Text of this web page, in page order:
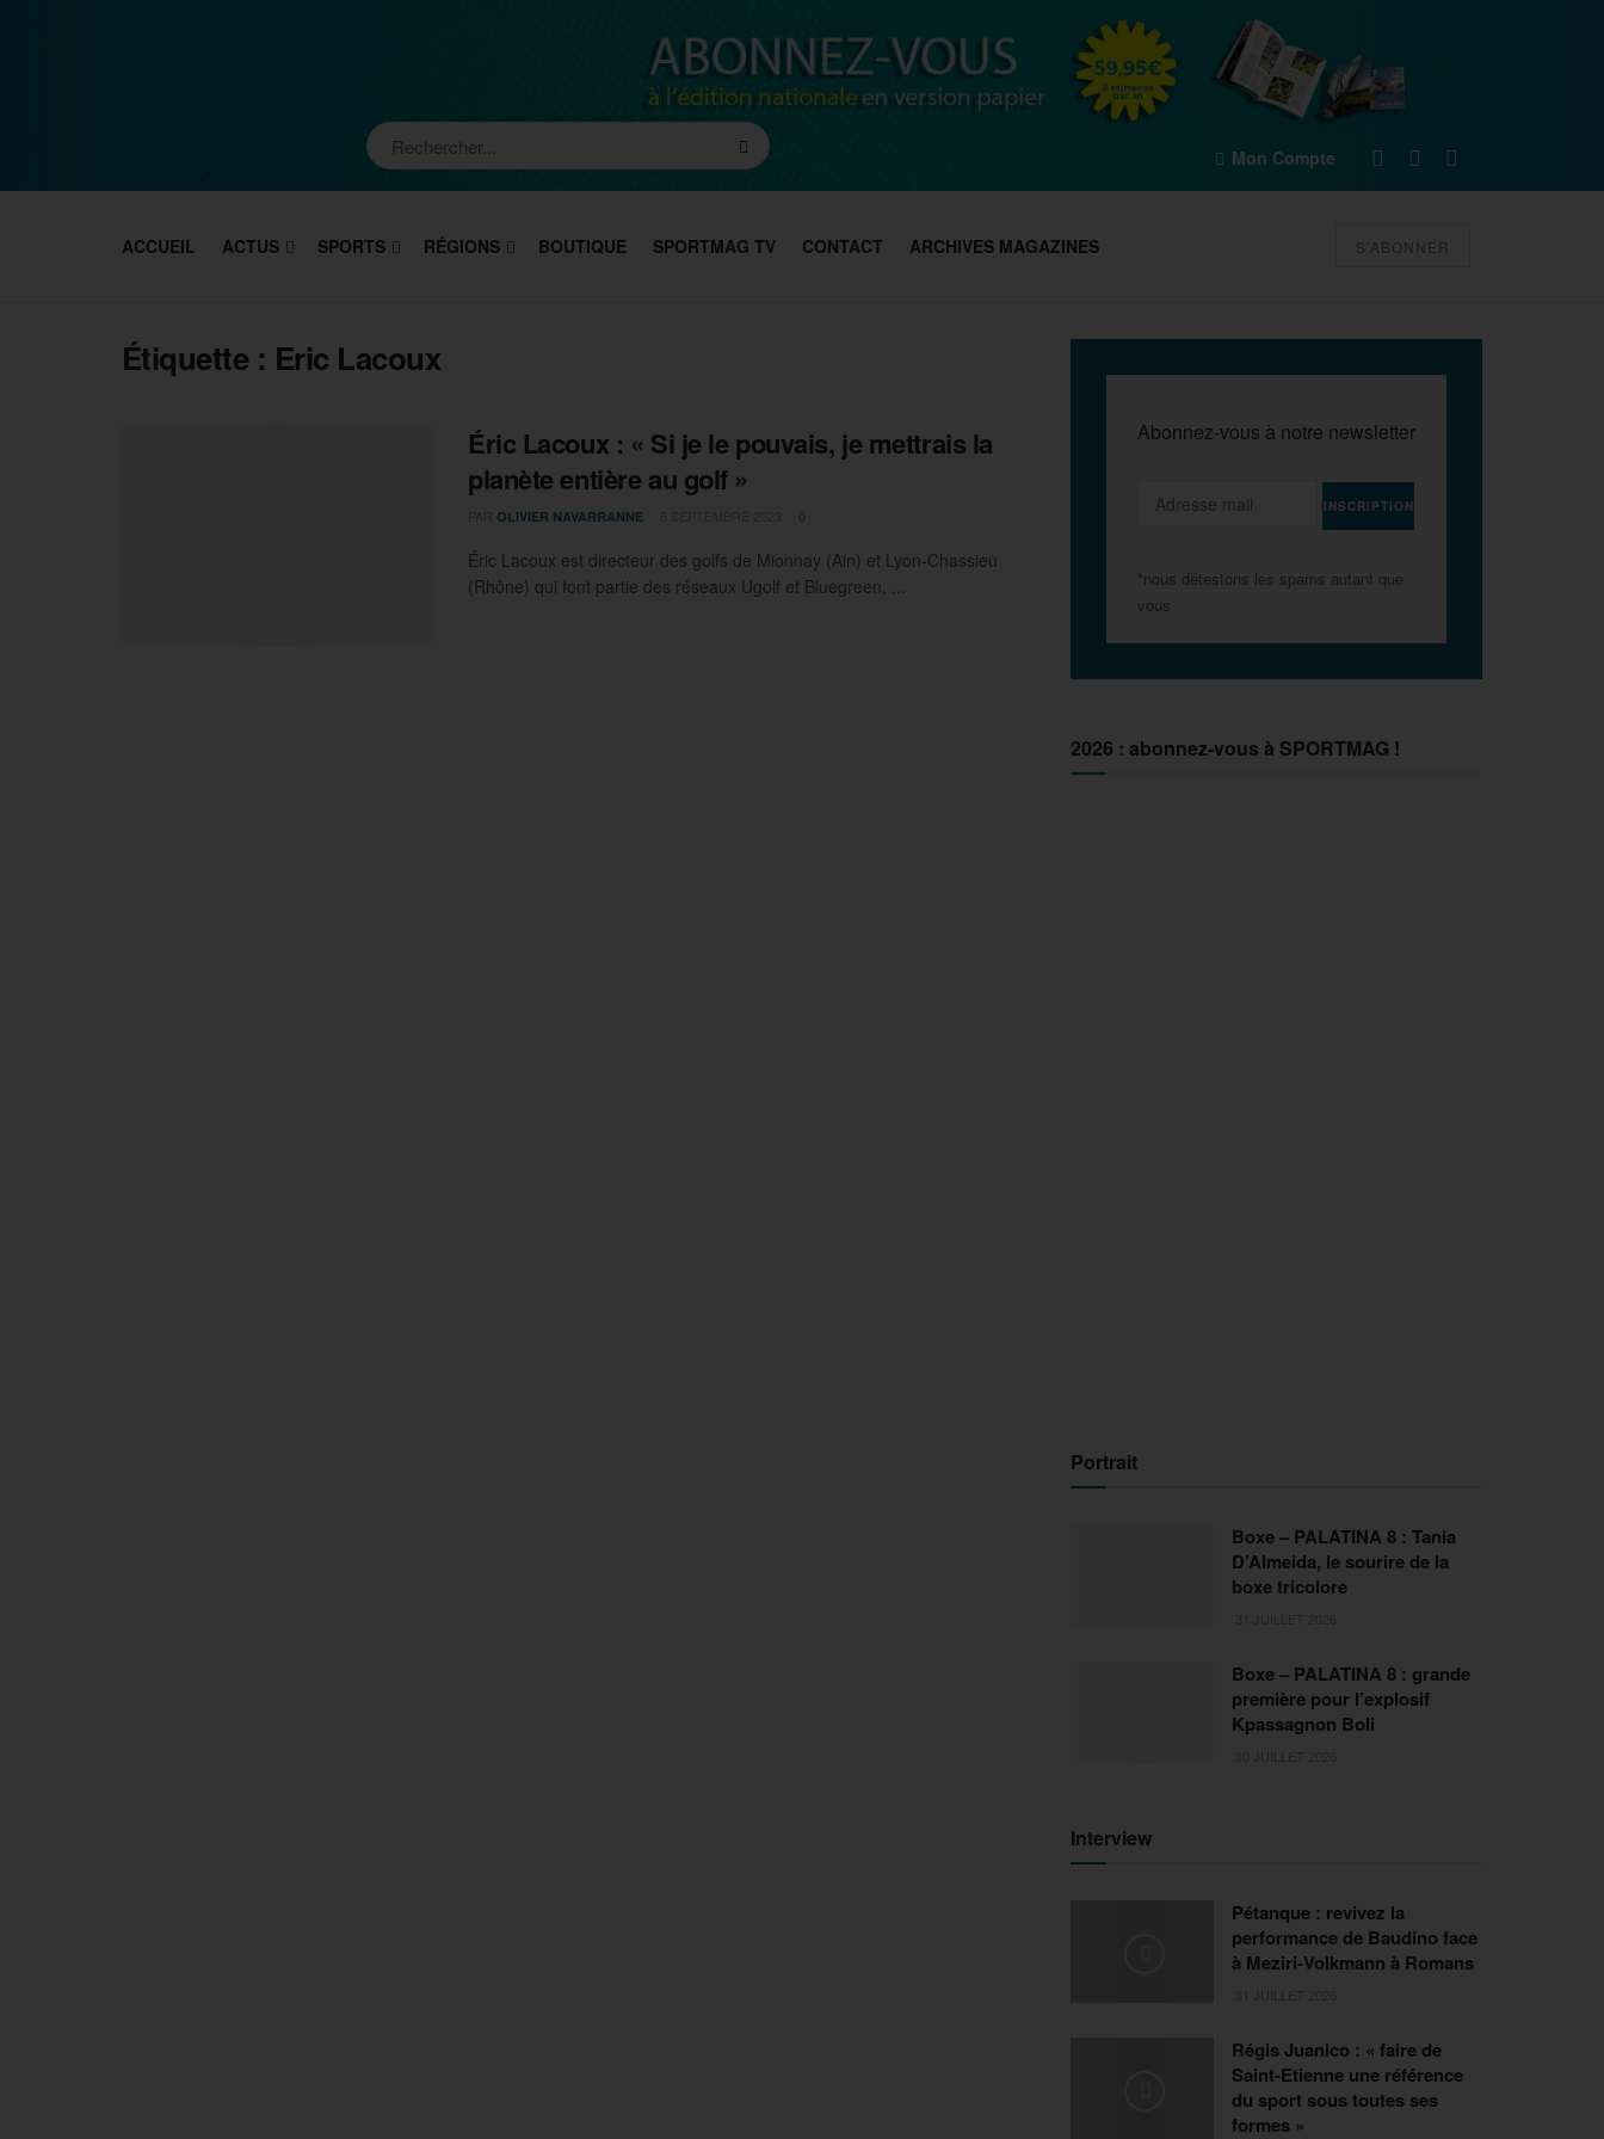
Mon Compte
ACCUEIL ACTUS SPORTS RÉGIONS BOUTIQUE SPORTMAG TV CONTACT ARCHIVES MAGAZINES S'ABONNER
Étiquette : Eric Lacoux
Éric Lacoux : « Si je le pouvais, je mettrais la
planète entière au golf »
OLIVIER NAVARRANNE
Éric Lacoux est directeur des golfs de Mionnay (Ain) et Lyon-Chassieu
(Rhône) qui font partie des réseaux Ugolf et Bluegreen, ...
Abonnez-vous à notre newsletter
*nous détestons les spams autant que
vous
2026 : abonnez-vous à SPORTMAG !
Portrait
Boxe – PALATINA 8 : Tania
D’Almeida, le sourire de la
boxe tricolore
Boxe – PALATINA 8 : grande
première pour l’explosif
Kpassagnon Boli
Interview
Pétanque : revivez la
performance de Baudino face
à Meziri-Volkmann à Romans
Régis Juanico : « faire de
Saint-Etienne une référence
du sport sous toutes ses
formes »